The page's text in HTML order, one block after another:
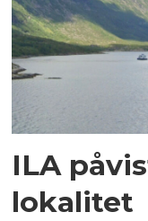
ILA
lokalitet